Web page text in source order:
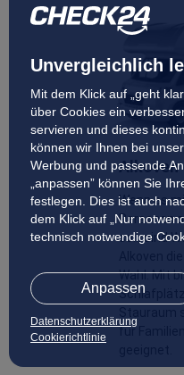
Unvergleichlich
Mit dem Klick auf „geht
über Cookies ein
servieren und dieses
können wir Ihnen bei
Werbung und passende
„anpassen” können Sie
festlegen. Dies ist auch
dem Klick auf „Nur
technisch notwendige
Anpassen
Datenschutzerklärung
Cookierichtlinie
Alkoven
Wenn es
Personen
soll, sind
Wahl. Mit
für